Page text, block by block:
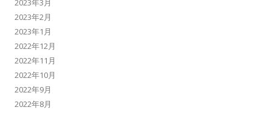
2023年3月
2023年2月
2023年1月
2022年12月
2022年11月
2022年10月
2022年9月
2022年8月